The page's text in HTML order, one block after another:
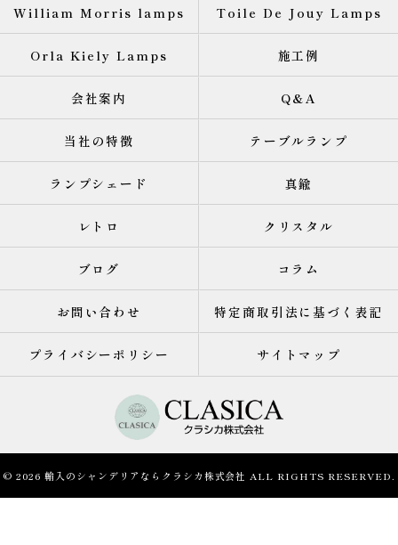
William Morris lamps Toile De Jouy Lamps
Orla Kiely Lamps 施工例
会社案内 Q&A
当社の特徴 テーブルランプ
ランプシェード 真鍮
レトロ クリスタル
ブログ コラム
お問い合わせ 特定商取引法に基づく表記
プライバシーポリシー サイトマップ
© 2026 輸入のシャンデリアならクラシカ株式会社 ALL RIGHTS RESERVED.